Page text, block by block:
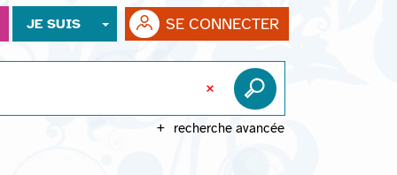
JE SUIS SE CONNECTER
recherche avancée